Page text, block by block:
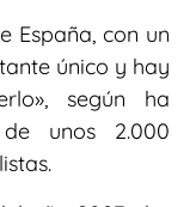
España, con un
único y hay
según ha
unos 2.000